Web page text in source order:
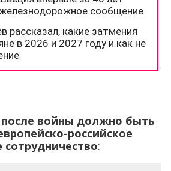
после войны должно быть
российское
сотрудничество: